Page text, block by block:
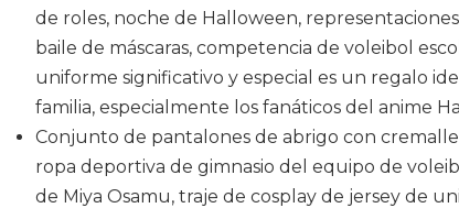
de roles, noche de Halloween,
baile de máscaras, competencia de voleibol
uniforme significativo y especial es un regalo
familia, especialmente los fanáticos del anime
Conjunto de pantalones de abrigo con
ropa deportiva de gimnasio del equipo de
de Miya Osamu, traje de cosplay de jersey de